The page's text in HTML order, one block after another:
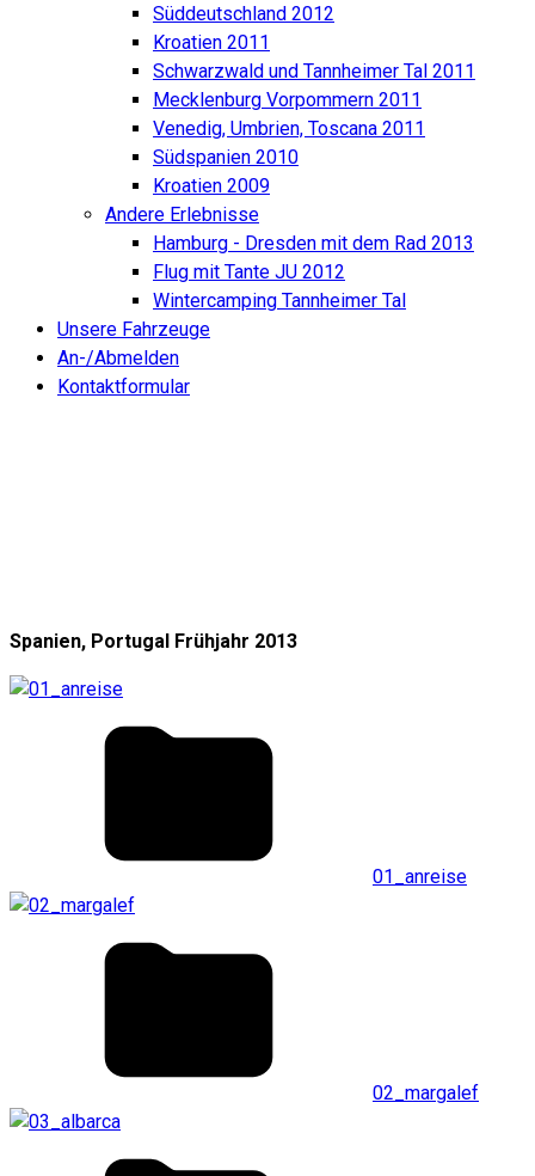
Süddeutschland 2012
Kroatien 2011
Schwarzwald und Tannheimer Tal 2011
Mecklenburg Vorpommern 2011
Venedig, Umbrien, Toscana 2011
Südspanien 2010
Kroatien 2009
Andere Erlebnisse
Hamburg - Dresden mit dem Rad 2013
Flug mit Tante JU 2012
Wintercamping Tannheimer Tal
Unsere Fahrzeuge
An-/Abmelden
Kontaktformular
Spanien, Portugal Frühjahr 2013
01_anreise
02_margalef